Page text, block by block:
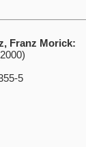
Franz Morick:
5